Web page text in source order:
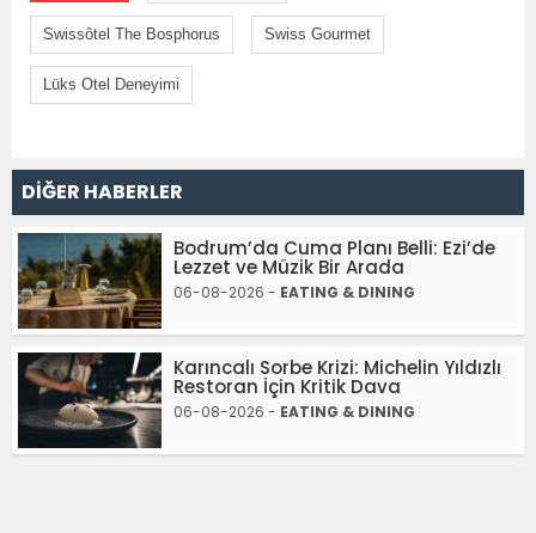
Swissôtel The Bosphorus Swiss Gourmet
Lüks Otel Deneyimi
DİĞER HABERLER
Bodrum’da Cuma Planı Belli: Ezi’de
Lezzet ve Müzik Bir Arada
06-08-2026 - EATING & DINING
Karıncalı Sorbe Krizi: Michelin Yıldızlı
Restoran İçin Kritik Dava
06-08-2026 - EATING & DINING